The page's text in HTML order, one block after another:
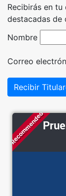
Recibirás en
destacadas de
Nombre
Correo
Recibir
Recommended